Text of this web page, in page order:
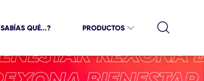
SABÍAS QUÉ...? PRODUCTOS